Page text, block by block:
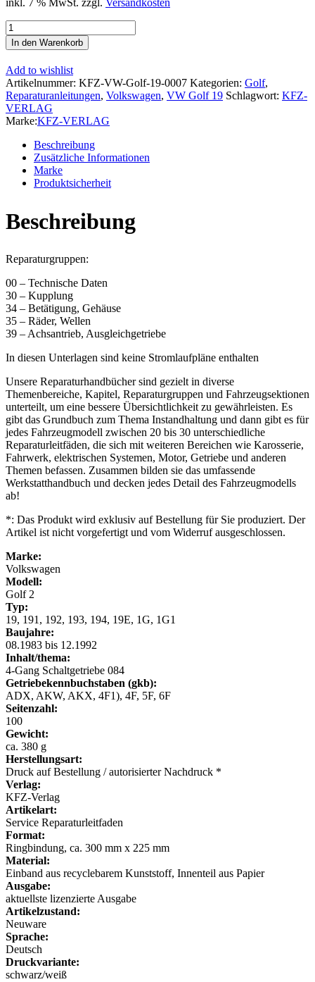
inkl. 7 % MwSt. zzgl. Versandkosten
VW
Golf
2
Typ
19
1983-
1992
4
Gang
Schaltgetriebe
Kupplung
Reparaturanleitung
Menge
In den Warenkorb
Add to wishlist
Artikelnummer: KFZ-VW-Golf-19-0007 Kategorien: Golf,
Reparaturanleitungen, Volkswagen, VW Golf 19 Schlagwort: KFZ-
VERLAG
Marke:KFZ-VERLAG
Beschreibung
Zusätzliche Informationen
Marke
Produktsicherheit
Beschreibung
Reparaturgruppen:
00 – Technische Daten
30 – Kupplung
34 – Betätigung, Gehäuse
35 – Räder, Wellen
39 – Achsantrieb, Ausgleichgetriebe
In diesen Unterlagen sind keine Stromlaufpläne enthalten
Unsere Reparaturhandbücher sind gezielt in diverse
Themenbereiche, Kapitel, Reparaturgruppen und Fahrzeugsektionen
unterteilt, um eine bessere Übersichtlichkeit zu gewährleisten. Es
gibt das Grundbuch zum Thema Instandhaltung und dann gibt es für
jedes Fahrzeugmodell zwischen 20 bis 30 unterschiedliche
Reparaturleitfäden, die sich mit weiteren Bereichen wie Karosserie,
Fahrwerk, elektrischen Systemen, Motor, Getriebe und anderen
Themen befassen. Zusammen bilden sie das umfassende
Werkstatthandbuch und decken jedes Detail des Fahrzeugmodells
ab!
*: Das Produkt wird exklusiv auf Bestellung für Sie produziert. Der
Artikel ist nicht vorgefertigt und vom Widerruf ausgeschlossen.
Marke:
Volkswagen
Modell:
Golf 2
Typ:
19, 191, 192, 193, 194, 19E, 1G, 1G1
Baujahre:
08.1983 bis 12.1992
Inhalt/thema:
4-Gang Schaltgetriebe 084
Getriebekennbuchstaben (gkb):
ADX, AKW, AKX, 4F1), 4F, 5F, 6F
Seitenzahl:
100
Gewicht:
ca. 380 g
Herstellungsart:
Druck auf Bestellung / autorisierter Nachdruck *
Verlag:
KFZ-Verlag
Artikelart:
Service Reparaturleitfaden
Format:
Ringbindung, ca. 300 mm x 225 mm
Material:
Einband aus recyclebarem Kunststoff, Innenteil aus Papier
Ausgabe:
aktuellste lizenzierte Ausgabe
Artikelzustand:
Neuware
Sprache:
Deutsch
Druckvariante:
schwarz/weiß